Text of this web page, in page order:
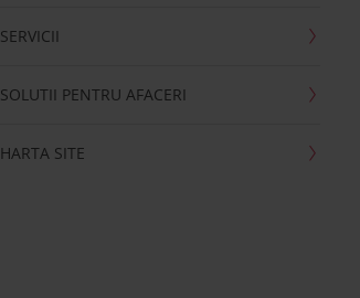
SERVICII
SOLUTII PENTRU AFACERI
HARTA SITE